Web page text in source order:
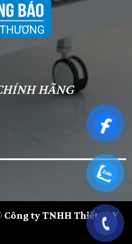
HÃNG
Công ty TNHH Thiết Bị Y